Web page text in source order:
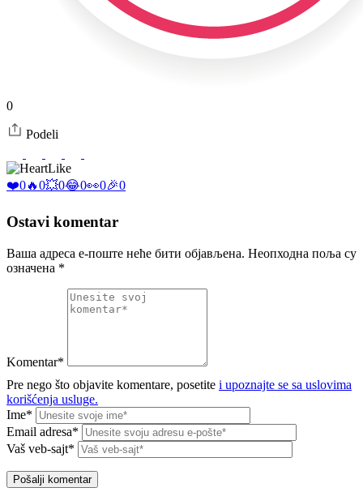
0
Podeli
Like
❤️0🔥0💥0😂0👀0🎉0
Ostavi komentar
Ваша адреса е-поште неће бити објављена. Неопходна поља су
означена *
Komentar*
Pre nego što objavite komentare, posetite i upoznajte se sa uslovima
korišćenja usluge.
Ime*
Email adresa*
Vaš veb-sajt*